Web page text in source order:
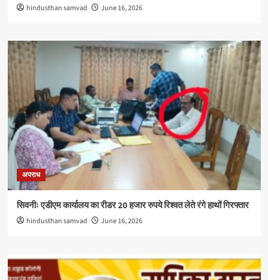
hindusthan samvad June 16, 2026
अपराध
सिवनीः एडीएम कार्यालय का रीडर 20 हजार रुपये रिश्वत लेते रंगे हाथों गिरफ्तार
hindusthan samvad June 16, 2026